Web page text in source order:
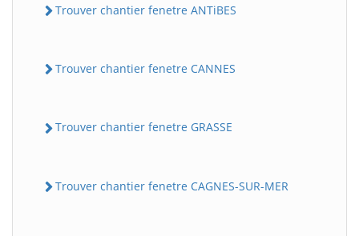
Trouver chantier fenetre ANTiBES
Trouver chantier fenetre CANNES
Trouver chantier fenetre GRASSE
Trouver chantier fenetre CAGNES-SUR-MER